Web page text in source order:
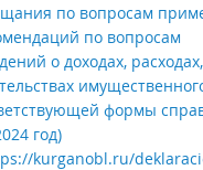
по вопросам
по вопросам
о доходах,
формы
год)
kurganobl.ru/